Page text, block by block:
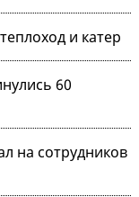
и катер
60
на сотрудников